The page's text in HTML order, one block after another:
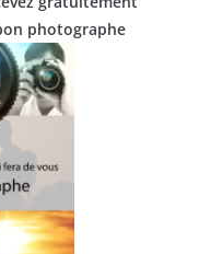
photographe